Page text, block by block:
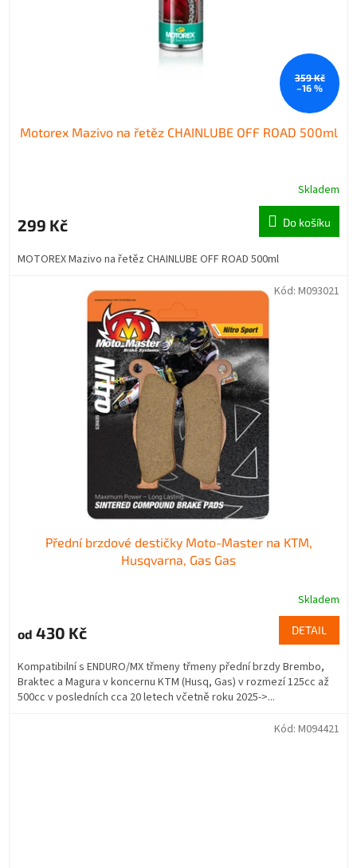
359 Kč
–16 %
Motorex Mazivo na řetěz CHAINLUBE OFF ROAD 500ml
Skladem
299 Kč Do košíku
MOTOREX Mazivo na řetěz CHAINLUBE OFF ROAD 500ml
Přední brzdové destičky Moto-Master na KTM,
Husqvarna, Gas Gas
Skladem
od 430 Kč DETAIL
Kompatibilní s ENDURO/MX třmeny třmeny přední brzdy Brembo,
Braktec a Magura v koncernu KTM (Husq, Gas) v rozmezí 125cc až
500cc v posledních cca 20 letech včetně roku 2025->...
Kód: M093021
Kód: M094421